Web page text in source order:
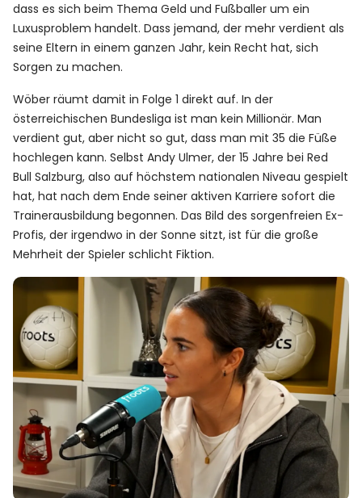
dass es sich beim Thema Geld und Fußballer um ein
Luxusproblem handelt. Dass jemand, der mehr verdient als
seine Eltern in einem ganzen Jahr, kein Recht hat, sich
Sorgen zu machen.
Wöber räumt damit in Folge 1 direkt auf. In der
österreichischen Bundesliga ist man kein Millionär. Man
verdient gut, aber nicht so gut, dass man mit 35 die Füße
hochlegen kann. Selbst Andy Ulmer, der 15 Jahre bei Red
Bull Salzburg, also auf höchstem nationalen Niveau gespielt
hat, hat nach dem Ende seiner aktiven Karriere sofort die
Trainerausbildung begonnen. Das Bild des sorgenfreien Ex-
Profis, der irgendwo in der Sonne sitzt, ist für die große
Mehrheit der Spieler schlicht Fiktion.